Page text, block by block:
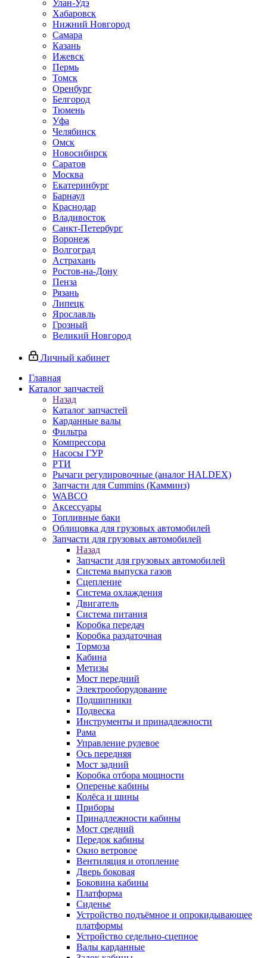
Улан-Удэ
Хабаровск
Нижний Новгород
Самара
Казань
Ижевск
Пермь
Томск
Оренбург
Белгород
Тюмень
Уфа
Челябинск
Омск
Новосибирск
Саратов
Москва
Екатеринбург
Барнаул
Краснодар
Владивосток
Санкт-Петербург
Воронеж
Волгоград
Астрахань
Ростов-на-Дону
Пенза
Рязань
Липецк
Ярославль
Грозный
Великий Новгород
Личный кабинет
Главная
Каталог запчастей
Назад
Каталог запчастей
Карданные валы
Фильтра
Компрессора
Насосы ГУР
РТИ
Рычаги регулировочные (аналог HALDEX)
Запчасти для Cummins (Камминз)
WABCO
Аксессуары
Топливные баки
Облицовка для грузовых автомобилей
Запчасти для грузовых автомобилей
Назад
Запчасти для грузовых автомобилей
Система выпуска газов
Сцепление
Система охлаждения
Двигатель
Система питания
Коробка передач
Коробка раздаточная
Тормоза
Кабина
Метизы
Мост передний
Электрооборудование
Подшипники
Подвеска
Инструменты и принадлежности
Рама
Управление рулевое
Ось передняя
Мост задний
Коробка отбора мощности
Оперенье кабины
Колёса и шины
Приборы
Принадлежности кабины
Мост средний
Передок кабины
Окно ветровое
Вентиляция и отопление
Дверь боковая
Боковина кабины
Платформа
Сиденье
Устройство подъёмное и опрокидывающее
платформы
Устройство седельно-сцепное
Валы карданные